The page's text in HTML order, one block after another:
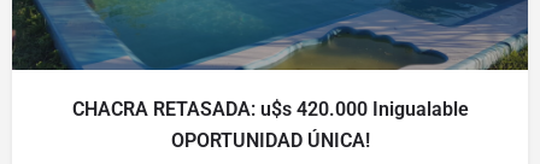
CHACRA RETASADA: u$s 420.000 Inigualable
OPORTUNIDAD ÚNICA!